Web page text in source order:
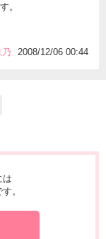
。
乃
2008/12/06 00:44
は
。